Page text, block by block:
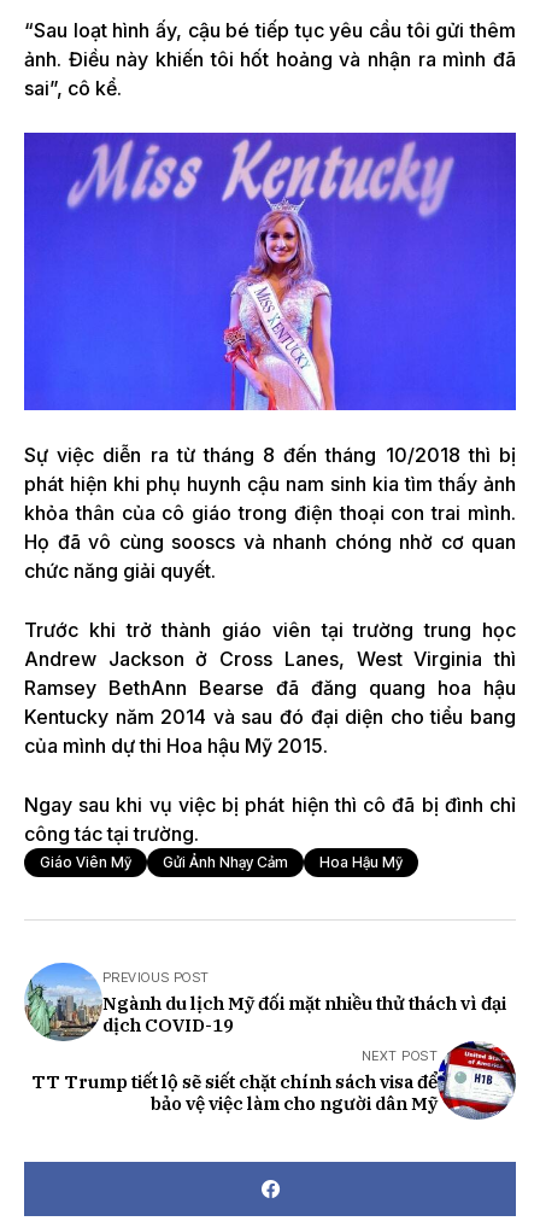
“Sau loạt hình ấy, cậu bé tiếp tục yêu cầu tôi gửi thêm
ảnh. Điều này khiến tôi hốt hoảng và nhận ra mình đã
sai”, cô kể.
Sự việc diễn ra từ tháng 8 đến tháng 10/2018 thì bị
phát hiện khi phụ huynh cậu nam sinh kia tìm thấy ảnh
khỏa thân của cô giáo trong điện thoại con trai mình.
Họ đã vô cùng sooscs và nhanh chóng nhờ cơ quan
chức năng giải quyết.
Trước khi trở thành giáo viên tại trường trung học
Andrew Jackson ở Cross Lanes, West Virginia thì
Ramsey BethAnn Bearse đã đăng quang hoa hậu
Kentucky năm 2014 và sau đó đại diện cho tiểu bang
của mình dự thi Hoa hậu Mỹ 2015.
Ngay sau khi vụ việc bị phát hiện thì cô đã bị đình chỉ
công tác tại trường.
Giáo Viên Mỹ Gửi Ảnh Nhạy Cảm Hoa Hậu Mỹ
PREVIOUS POST
Ngành du lịch Mỹ đối mặt nhiều thử thách vì đại
dịch COVID-19
NEXT POST
TT Trump tiết lộ sẽ siết chặt chính sách visa để
bảo vệ việc làm cho người dân Mỹ